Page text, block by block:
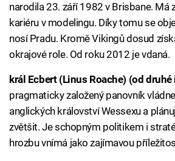
narodila 23. září 1982 v Brisbane. Má
kariéru v modelingu. Díky tomu se
nosí Pradu. Kromě Vikingů dosud
okrajové role. Od roku 2012 je vdaná.
král Ecbert (Linus Roache) (od druhé
pragmaticky založený panovník
anglických království Wessexu a
zvětšit. Je schopným politikem i
hrozbu vnímá jako zajímavou